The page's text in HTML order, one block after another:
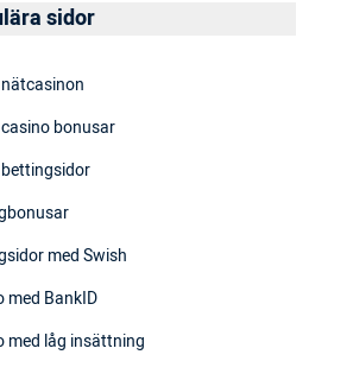
sidor
bonusar
med Swish
med BankID
med låg insättning